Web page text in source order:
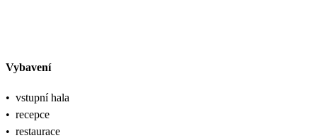
Vybavení
• vstupní hala
• recepce
• restaurace